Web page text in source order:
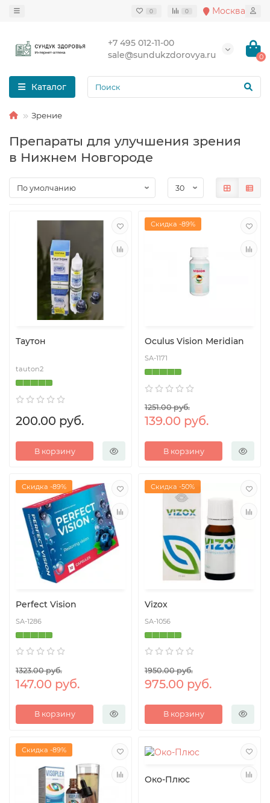
0 0 Москва
+7 495 012-11-00
sale@sundukzdorovya.ru
0
Каталог
Зрение
Препараты для улучшения зрения
в Нижнем Новгороде
Таутон
tauton2
200.00 руб.
В корзину
Скидка -89%
Oculus Vision Meridian
SA-1171
1251.00 руб.
139.00 руб.
В корзину
Скидка -89%
Perfect Vision
SA-1286
1323.00 руб.
147.00 руб.
В корзину
Скидка -50%
Vizox
SA-1056
1950.00 руб.
975.00 руб.
В корзину
Скидка -89%
Око-Плюс